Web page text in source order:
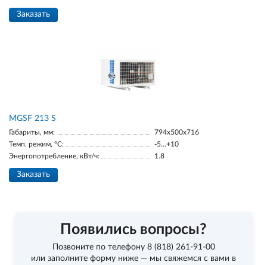
Заказать
МGSF 213 S
Габариты, мм:
794x500x716
Темп. режим, °С:
-5...+10
Энергопотребление, кВт/ч:
1.8
Заказать
Появились вопросы?
Позвоните по телефону 8 (818) 261-91-00
или заполните форму ниже — мы свяжемся с вами в